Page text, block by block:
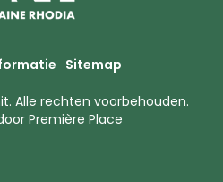
Sitemap
. Alle rechten voorbehouden.
Première Place